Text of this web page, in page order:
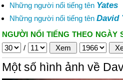
Những người nổi tiếng tên Yates
Những người nổi tiếng tên David
NGƯỜI NỔI TIẾNG THEO NGÀY
/
Một số hình ảnh về